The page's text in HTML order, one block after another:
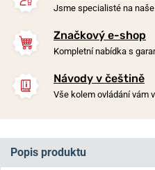
Jsme specialisté na
Značkový e-shop
Kompletní nabídka s
Návody v češtině
Vše kolem ovládání vám
Popis produktu